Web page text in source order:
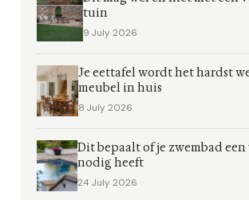
tuin
9 July 2026
Je eettafel wordt het hardst
meubel in huis
8 July 2026
Dit bepaalt of je zwembad
nodig heeft
24 July 2026